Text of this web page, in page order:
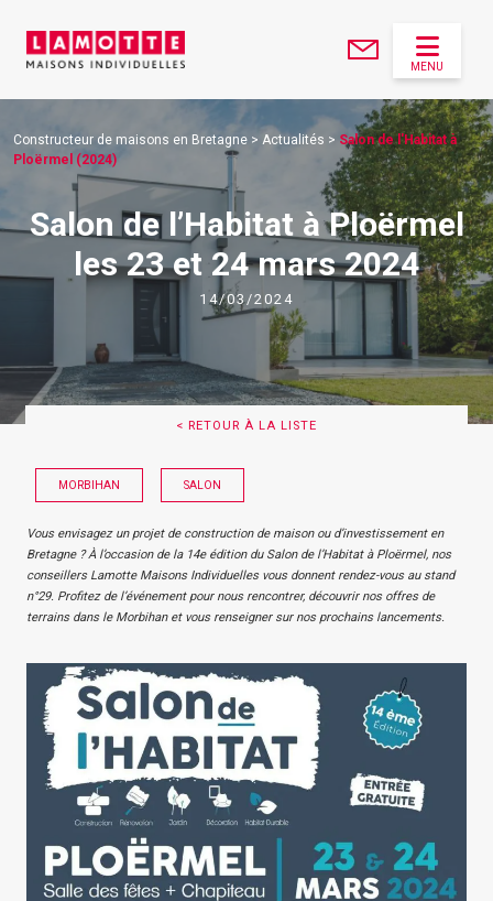
MENU
Constructeur de maisons en Bretagne > Actualités > Salon de l'Habitat à
Ploërmel (2024)
Salon de l’Habitat à Ploërmel
les 23 et 24 mars 2024
14/03/2024
< RETOUR À LA LISTE
MORBIHAN SALON
Vous envisagez un projet de construction de maison ou d’investissement en
Bretagne ? À l’occasion de la 14e édition du Salon de l’Habitat à Ploërmel, nos
conseillers Lamotte Maisons Individuelles vous donnent rendez-vous au stand
n°29. Profitez de l’événement pour nous rencontrer, découvrir nos offres de
terrains dans le Morbihan et vous renseigner sur nos prochains lancements.